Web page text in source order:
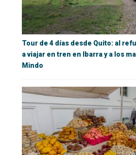
Tour de 4 días desde Quito: al
a viajar en tren en Ibarra y a los
Mindo